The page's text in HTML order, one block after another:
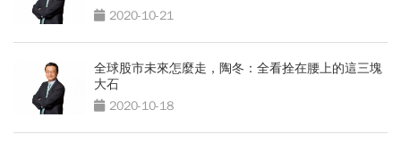
2020-10-21
全球股市未來怎麼走，陶冬：全看拴在腰上的這三塊
大石
2020-10-18